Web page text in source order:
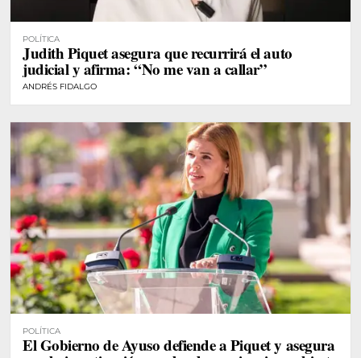
POLÍTICA
Judith Piquet asegura que recurrirá el auto
judicial y afirma: “No me van a callar”
ANDRÉS FIDALGO
POLÍTICA
El Gobierno de Ayuso defiende a Piquet y asegura